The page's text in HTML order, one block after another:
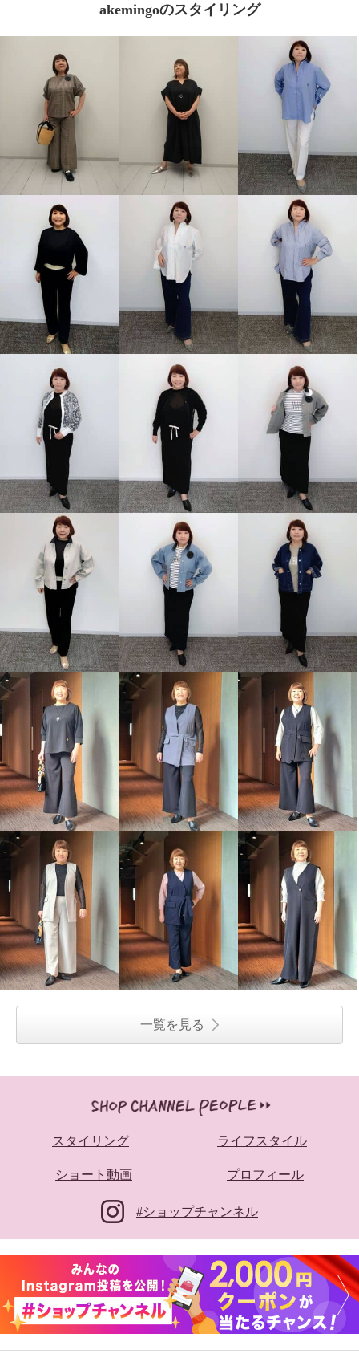
akemingoのスタイリング
一覧を見る
スタイリング ライフスタイル
ショート動画 プロフィール
#ショップチャンネル